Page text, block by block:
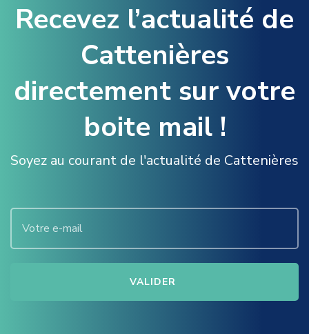
Recevez l’actualité de
Cattenières
directement sur votre
boite mail !
Soyez au courant de l'actualité de Cattenières